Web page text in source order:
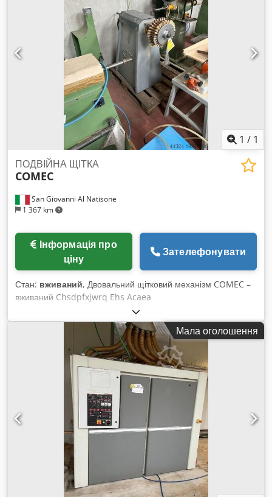
1 / 1
San Giovanni Al Natisone
1 367 km
ПОДВІЙНА ЩІТКА
COMEC
ціну
Зателефонувати
Стан: вживаний, Двовальний щітковий механізм COMEC –
вживаний Chsdpfxjwrq Ehs Acaea
Мала оголошення